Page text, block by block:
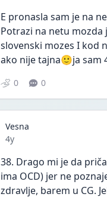
E pronasla sam je na
Potrazi na netu mozda
slovenski mozes I kod
ako nije tajna🙂ja sam
0 0
Vesna
Date posted
4y
38. Drago mi je da
ima OCD) jer ne
zdravlje, barem u CG.